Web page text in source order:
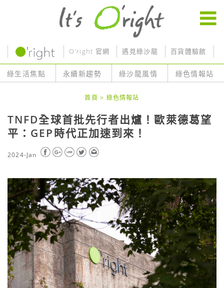
O’right 官網 遇見綠沙龍 百貨體驗館
綠生活焦點 永續新趨勢 綠沙龍風情 綠色情報站
首頁 > 綠色情報站
TNFD全球首批先行者出爐！歐萊德葛望
平：GEP時代正加速到來！
2024-Jan